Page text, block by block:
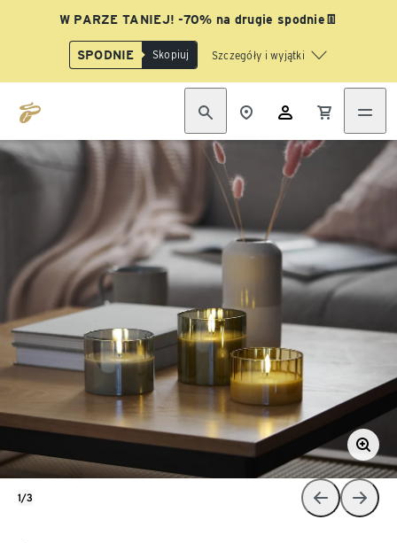
W PARZE TANIEJ! -70% na drugie spodnie👖
SPODNIE Skopiuj Szczegóły i wyjątki
1/3